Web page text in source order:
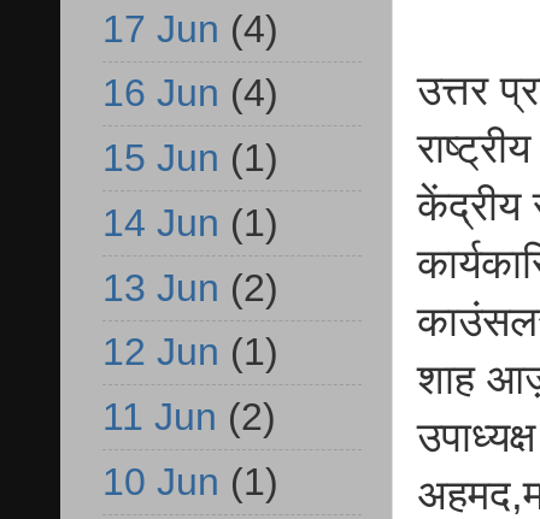
उत्तर
केंद्रीय
शाह
17 Jun (4)
16 Jun (4)
15 Jun (1)
14 Jun (1)
13 Jun (2)
12 Jun (1)
11 Jun (2)
10 Jun (1)